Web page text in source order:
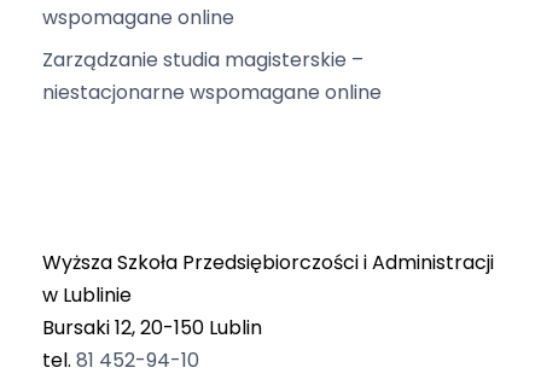
wspomagane online
Zarządzanie studia magisterskie –
niestacjonarne wspomagane online
Wyższa Szkoła Przedsiębiorczości i Administracji
w Lublinie
Bursaki 12, 20-150 Lublin
tel. 81 452-94-10